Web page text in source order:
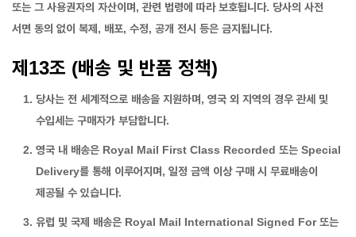
또는 그 사용권자의 자산이며, 관련 법령에 따라 보호됩니다. 당사의 사전
서면 동의 없이 복제, 배포, 수정, 공개 전시 등은 금지됩니다.
제13조 (배송 및 반품 정책)
당사는 전 세계적으로 배송을 지원하며, 영국 외 지역의 경우 관세 및
수입세는 구매자가 부담합니다.
영국 내 배송은 Royal Mail First Class Recorded 또는 Special
Delivery를 통해 이루어지며, 일정 금액 이상 구매 시 무료배송이
제공될 수 있습니다.
유럽 및 국제 배송은 Royal Mail International Signed For 또는